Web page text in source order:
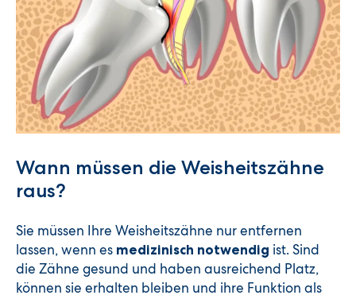
Wann müssen die Weisheitszähne
raus?
Sie müssen Ihre Weisheitszähne nur entfernen
lassen, wenn es medizinisch notwendig ist. Sind
die Zähne gesund und haben ausreichend Platz,
können sie erhalten bleiben und ihre Funktion als